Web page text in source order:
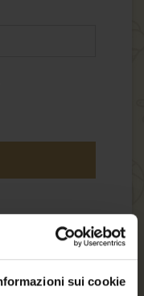
sui cookie